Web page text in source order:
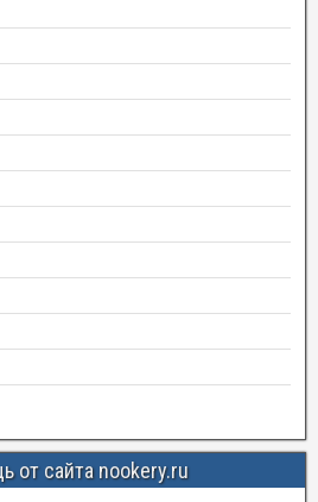
от сайта nookery.ru